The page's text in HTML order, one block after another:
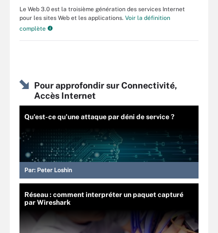
Le Web 3.0 est la troisième génération des services Internet
pour les sites Web et les applications. Voir la définition
complète
Pour approfondir sur Connectivité,
Accès Internet
Qu'est-ce qu'une attaque par déni de service ?
Par: Peter Loshin
Réseau : comment interpréter un paquet capturé
par Wireshark